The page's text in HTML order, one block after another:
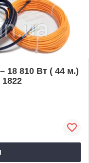
18 810 Вт ( 44 м.)